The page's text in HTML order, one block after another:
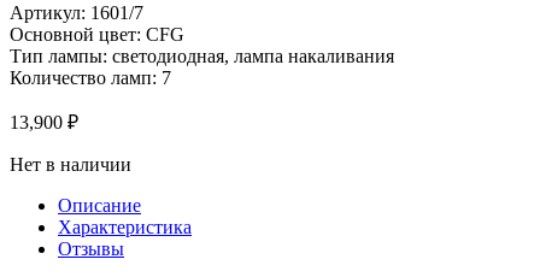
Артикул: 1601/7
Основной цвет: CFG
Тип лампы: светодиодная, лампа накаливания
Количество ламп: 7
13,900 ₽
Нет в наличии
Описание
Характеристика
Отзывы